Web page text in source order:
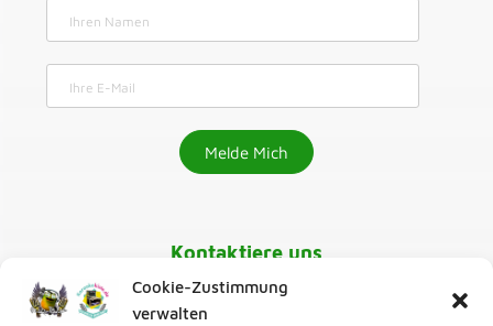
Cookie-Zustimmung
verwalten
Kontaktiere uns
030-218 01 070